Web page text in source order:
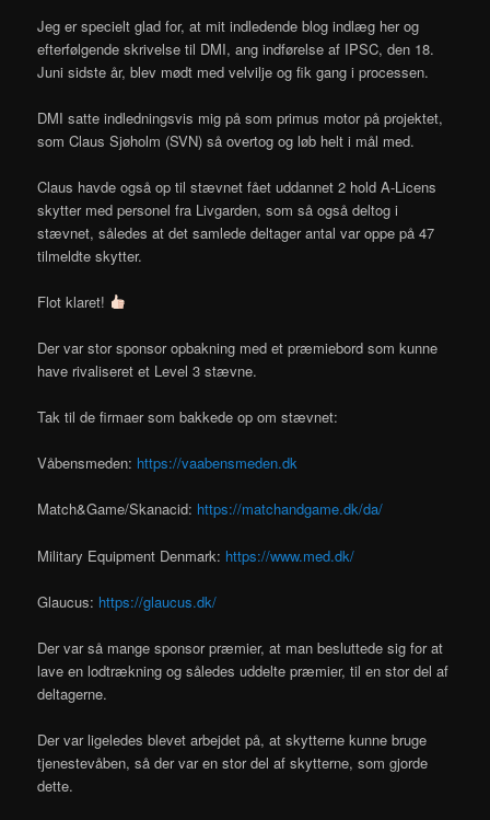
Jeg er specielt glad for, at mit indledende blog indlæg her og
efterfølgende skrivelse til DMI, ang indførelse af IPSC, den 18.
Juni sidste år, blev mødt med velvilje og fik gang i processen.
DMI satte indledningsvis mig på som primus motor på projektet,
som Claus Sjøholm (SVN) så overtog og løb helt i mål med.
Claus havde også op til stævnet fået uddannet 2 hold A-Licens
skytter med personel fra Livgarden, som så også deltog i
stævnet, således at det samlede deltager antal var oppe på 47
tilmeldte skytter.
Flot klaret!
Der var stor sponsor opbakning med et præmiebord som kunne
have rivaliseret et Level 3 stævne.
Tak til de firmaer som bakkede op om stævnet:
Våbensmeden: https://vaabensmeden.dk
Match&Game/Skanacid: https://matchandgame.dk/da/
Military Equipment Denmark: https://www.med.dk/
Glaucus: https://glaucus.dk/
Der var så mange sponsor præmier, at man besluttede sig for at
lave en lodtrækning og således uddelte præmier, til en stor del af
deltagerne.
Der var ligeledes blevet arbejdet på, at skytterne kunne bruge
tjenestevåben, så der var en stor del af skytterne, som gjorde
dette.